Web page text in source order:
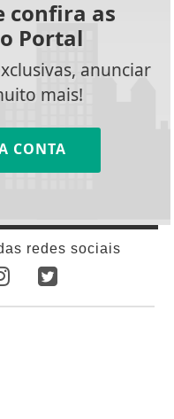
confira as
Portal
anunciar
mais!
CONTA
redes sociais